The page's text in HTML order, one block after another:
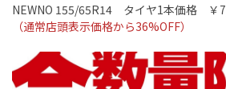
NEWNO 155/65R14 タイヤ1本価格 ￥7
（通常店頭表示価格から36%OFF）